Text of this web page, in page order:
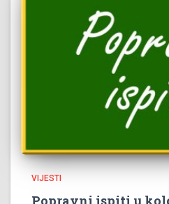
VIJESTI